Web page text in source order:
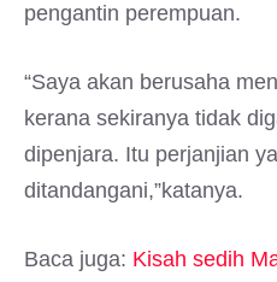
pengantin perempuan.
“Saya akan berusaha
kerana sekiranya tidak
dipenjara. Itu perjanjian
ditandangani,”katanya.
Baca juga: Kisah sedih